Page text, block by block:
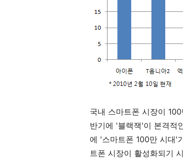
국내 스마트폰 시장이
반기에 '블랙잭'이 본격적
에 '스마트폰 100만 시대'
트폰 시장이 활성화되기